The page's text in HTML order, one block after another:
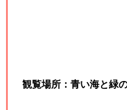
観覧場所：青い海と緑